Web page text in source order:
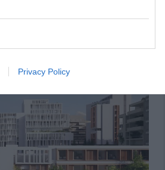
Privacy Policy